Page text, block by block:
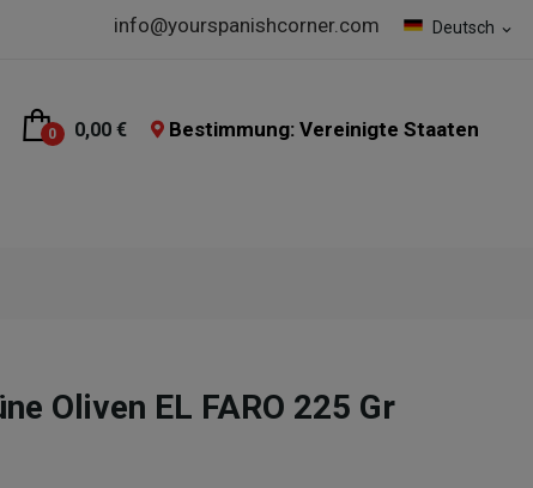
Deutsch expand_more
info@yourspanishcorner.com
0 0,00 € Bestimmung: Vereinigte Staaten
Oliven EL FARO 225 Gr